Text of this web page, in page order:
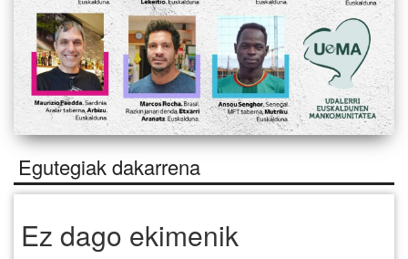
Egutegiak dakarrena
Ez dago ekimenik